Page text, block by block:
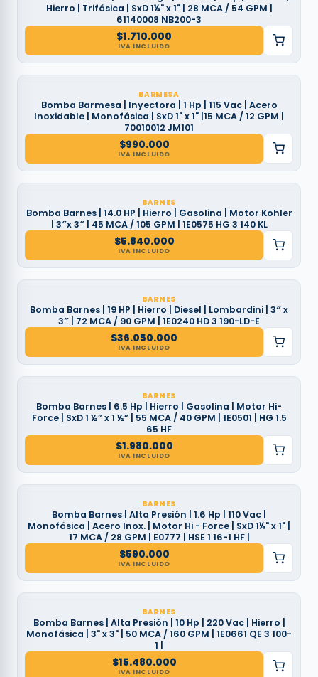
Hierro | Trifásica | SxD 1¼" x 1" | 28 MCA / 54 GPM |
61140008 NB200-3
$1.710.000
IVA INCLUIDO
BARMESA
Bomba Barmesa | Inyectora | 1 Hp | 115 Vac | Acero
Inoxidable | Monofásica | SxD 1" x 1" |15 MCA / 12 GPM |
70010012 JM101
$990.000
IVA INCLUIDO
BARNES
Bomba Barnes | 14.0 HP | Hierro | Gasolina | Motor Kohler
| 3″x 3″ | 45 MCA / 105 GPM | 1E0575 HG 3 140 KL
$5.840.000
IVA INCLUIDO
BARNES
Bomba Barnes | 19 HP | Hierro | Diesel | Lombardini | 3″ x
3″ | 72 MCA / 90 GPM | 1E0240 HD 3 190-LD-E
$36.050.000
IVA INCLUIDO
BARNES
Bomba Barnes | 6.5 Hp | Hierro | Gasolina | Motor Hi-
Force | SxD 1 ½” x 1 ½” | 55 MCA / 40 GPM | 1E0501 | HG 1.5
65 HF
$1.980.000
IVA INCLUIDO
BARNES
Bomba Barnes | Alta Presión | 1.6 Hp | 110 Vac |
Monofásica | Acero Inox. | Motor Hi - Force | SxD 1¼" x 1" |
17 MCA / 28 GPM | E0777 | HSE 1 16-1 HF |
$590.000
IVA INCLUIDO
BARNES
Bomba Barnes | Alta Presión | 10 Hp | 220 Vac | Hierro |
Monofásica | 3" x 3" | 50 MCA / 160 GPM | 1E0661 QE 3 100-
1 |
$15.480.000
IVA INCLUIDO